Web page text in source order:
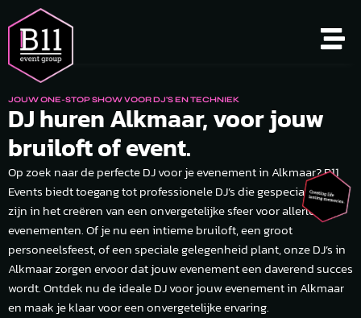
JOUW ONE-STOP SHOW VOOR DJ'S EN TECHNIEK
DJ huren Alkmaar, voor jouw
bruiloft of event.
Op zoek naar de perfecte DJ voor je evenement in Alkmaar? B11
Events biedt toegang tot professionele DJ’s die gespecialiseerd
zijn in het creëren van een onvergetelijke sfeer voor allerlei
evenementen. Of je nu een intieme bruiloft, een groot
personeelsfeest, of een speciale gelegenheid plant, onze DJ’s in
Alkmaar zorgen ervoor dat jouw evenement een daverend succes
wordt. Ontdek nu de ideale DJ voor jouw evenement in Alkmaar
en maak je klaar voor een onvergetelijke ervaring.